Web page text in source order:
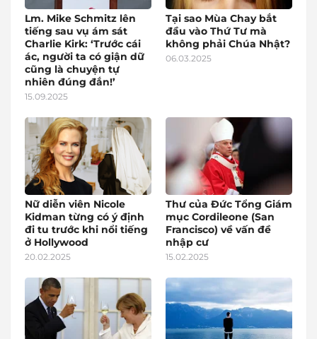
Lm. Mike Schmitz lên
tiếng sau vụ ám sát
Charlie Kirk: ‘Trước cái
ác, người ta có giận dữ
cũng là chuyện tự
nhiên đúng đắn!’
15.09.2025
Tại sao Mùa Chay bắt
đầu vào Thứ Tư mà
không phải Chúa Nhật?
06.03.2025
Nữ diễn viên Nicole
Kidman từng có ý định
đi tu trước khi nổi tiếng
ở Hollywood
20.02.2025
Thư của Đức Tổng Giám
mục Cordileone (San
Francisco) về vấn đề
nhập cư
15.02.2025